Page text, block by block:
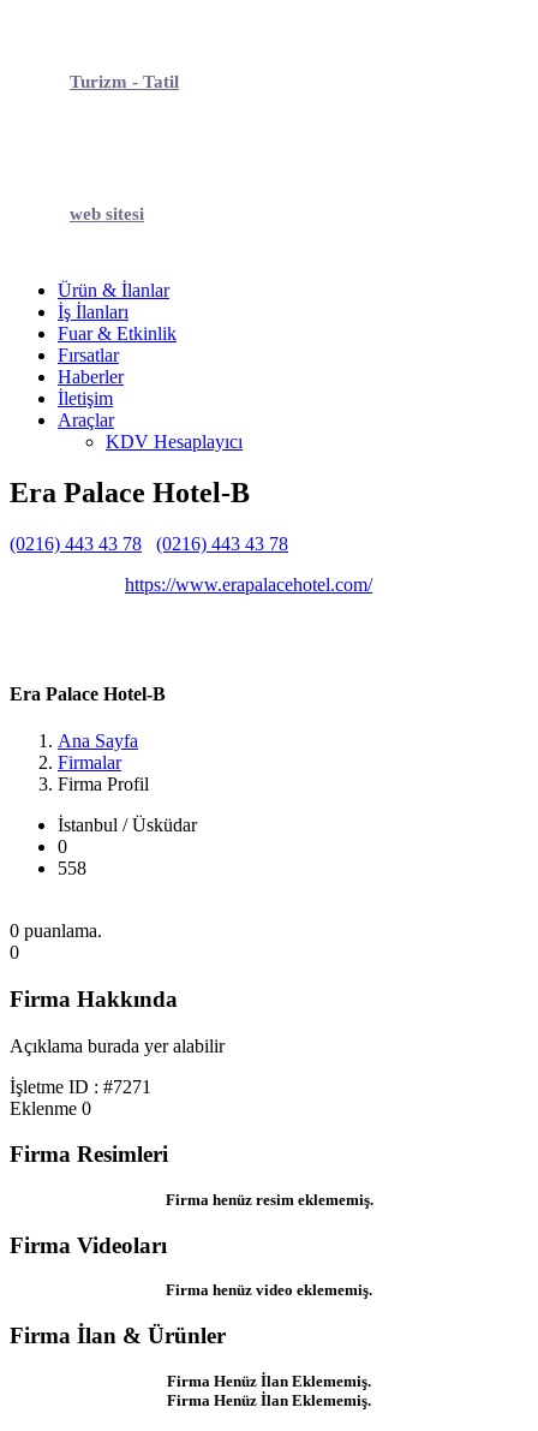
Turizm - Tatil
web sitesi
Ürün & İlanlar
İş İlanları
Fuar & Etkinlik
Fırsatlar
Haberler
İletişim
Araçlar
KDV Hesaplayıcı
Era Palace Hotel-B
(0216) 443 43 78 (0216) 443 43 78
https://www.erapalacehotel.com/
Era Palace Hotel-B
Ana Sayfa
Firmalar
Firma Profil
İstanbul / Üsküdar
0
558
0 puanlama.
0
Firma Hakkında
Açıklama burada yer alabilir
İşletme ID : #7271
Eklenme 0
Firma Resimleri
Firma henüz resim eklememiş.
Firma Videoları
Firma henüz video eklememiş.
Firma İlan & Ürünler
Firma Henüz İlan Eklememiş.
Firma Henüz İlan Eklememiş.